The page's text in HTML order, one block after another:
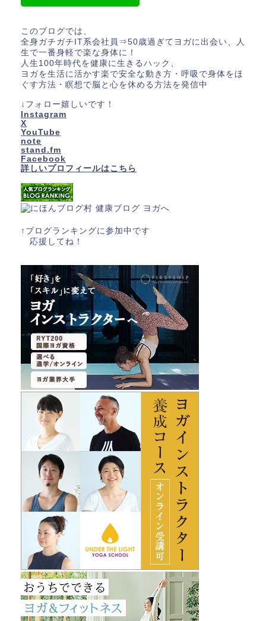
このブログでは、
全身ガチガチIT系会社員⇒50歳過ぎてヨガに出会い、人
生で一番身軽で楽な身体に！
人生100年時代を健康に生きるハック、
ヨガを生活に活かす楽で安全な動き方・呼吸で身体をほ
ぐす方法・瞑想で脳と心を休める方法を発信中
↓フォロー嬉しいです！
Instagram
X
YouTube
note
stand.fm
Facebook
詳しいプロフィールはこちら
↑ブログランキングに参加中です
応援してね！